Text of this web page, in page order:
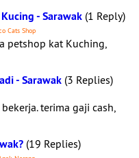
- Sarawak (1 Reply)
Cats Shop
petshop kat Kuching,
- Sarawak (3 Replies)
terima gaji cash,
(19 Replies)